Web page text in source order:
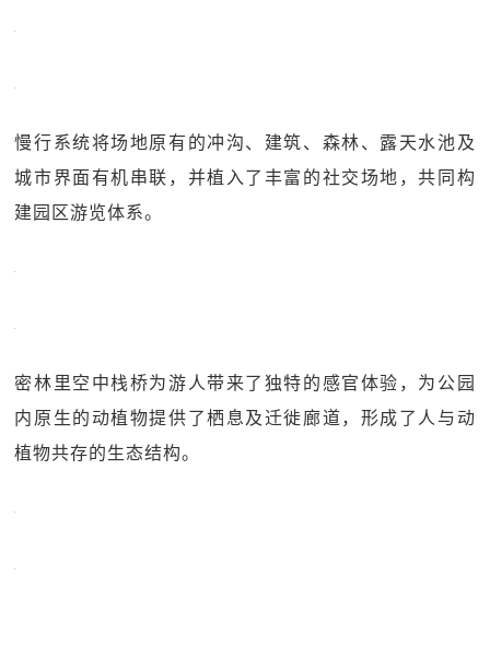
慢行系统将场地原有的冲沟、建筑、森林、露天水池及
城市界面有机串联，并植入了丰富的社交场地，共同构
建园区游览体系。
密林里空中栈桥为游人带来了独特的感官体验，为公园
内原生的动植物提供了栖息及迁徙廊道，形成了人与动
植物共存的生态结构。